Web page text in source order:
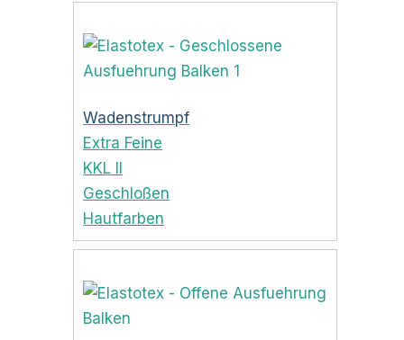
Wadenstrumpf
Extra Feine
KKL II
Geschloßen
Hautfarben